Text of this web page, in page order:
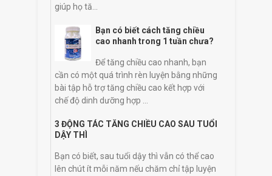
giúp họ tă...
Bạn có biết cách tăng chiều
cao nhanh trong 1 tuần chưa?
Để tăng chiều cao nhanh, bạn
cần có một quá trình rèn luyện bằng những
bài tập hỗ trợ tăng chiều cao kết hợp với
chế độ dinh dưỡng hợp ...
3 ĐỘNG TÁC TĂNG CHIỀU CAO SAU TUỔI
DẬY THÌ
Bạn có biết, sau tuổi dậy thì vẫn có thể cao
lên chút ít mỗi năm nếu chăm chỉ tập luyện